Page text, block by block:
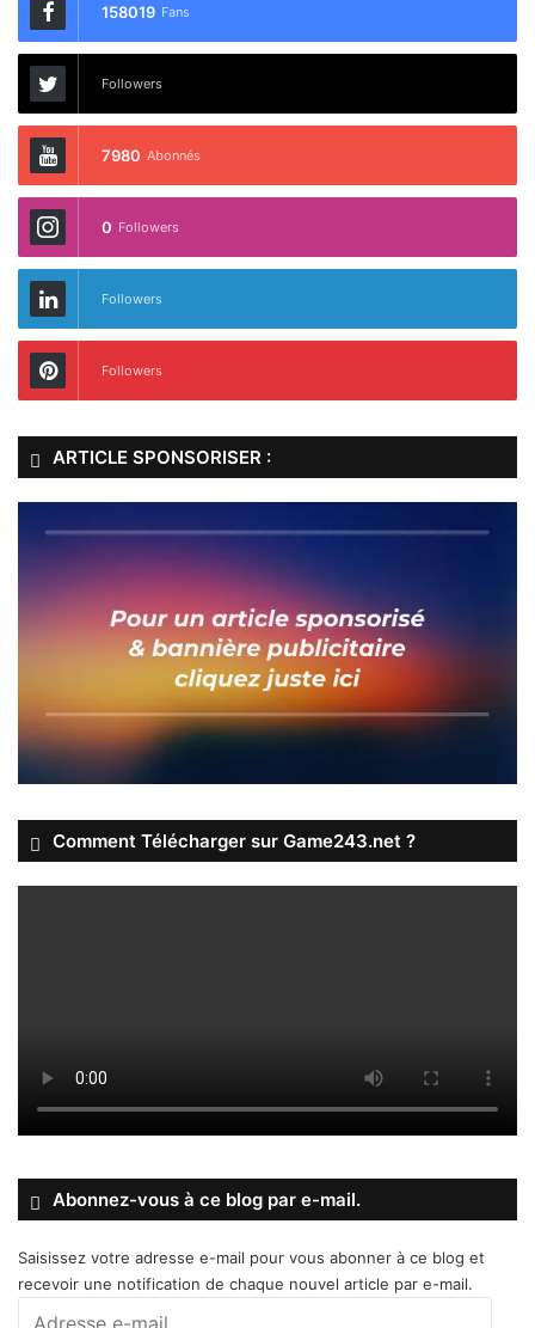
158019 Fans
Followers
7980 Abonnés
0 Followers
Followers
Followers
ARTICLE SPONSORISER :
Comment Télécharger sur Game243.net ?
Abonnez-vous à ce blog par e-mail.
Saisissez votre adresse e-mail pour vous abonner à ce blog et
recevoir une notification de chaque nouvel article par e-mail.